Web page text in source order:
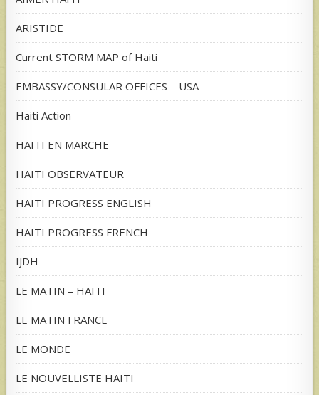
ARISTIDE
Current STORM MAP of Haiti
EMBASSY/CONSULAR OFFICES – USA
Haiti Action
HAITI EN MARCHE
HAITI OBSERVATEUR
HAITI PROGRESS ENGLISH
HAITI PROGRESS FRENCH
IJDH
LE MATIN – HAITI
LE MATIN FRANCE
LE MONDE
LE NOUVELLISTE HAITI